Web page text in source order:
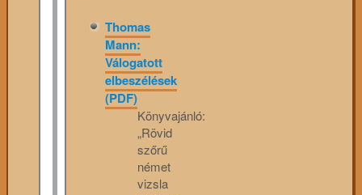
Thomas
Mann:
Válogatott
elbeszélések
(PDF)
Könyvajánló:
„Rövid
szőrű
német
vizsla